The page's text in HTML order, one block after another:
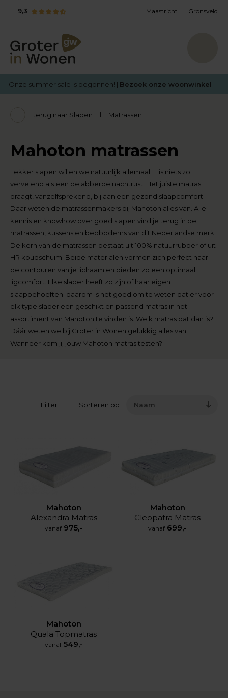
9,3 Maastricht Gronsveld
Onze summer sale is begonnen! | Bezoek onze woonwinkel
terug naar Slapen Matrassen
Mahoton matrassen
Lekker slapen willen we natuurlijk allemaal. E is niets zo
vervelend als een belabberde nachtrust. Het juiste matras
draagt, vanzelfsprekend, bij aan een gezond slaapcomfort.
Daar weten de matrassenmakers bij Mahoton alles van. Alle
kennis en knowhow over goed slapen vind je terug in de
matrassen, kussens en bedbodems van dit Nederlandse merk.
De kern van de matrassen bestaat uit 100% natuurrubber of uit
HR koudschuim. Beide materialen vormen zich perfect naar
de contouren van je lichaam en bieden zo een optimaal
ligcomfort. Elke slaper heeft zo zijn of haar eigen
slaapbehoeften; daarom is het goed om te weten dat er voor
elk type slaper een geschikt en passend matras in het
assortiment van Mahoton te vinden is. Welk matras dat dan is?
Dáár weten we bij Groter in Wonen gelukkig alles van.
Wanneer kom jij jouw Mahoton matras testen?
Filter Sorteren op Naam
Mahoton
Alexandra Matras
vanaf 975,-
Mahoton
Cleopatra Matras
vanaf 699,-
Mahoton
Quala Topmatras
vanaf 549,-